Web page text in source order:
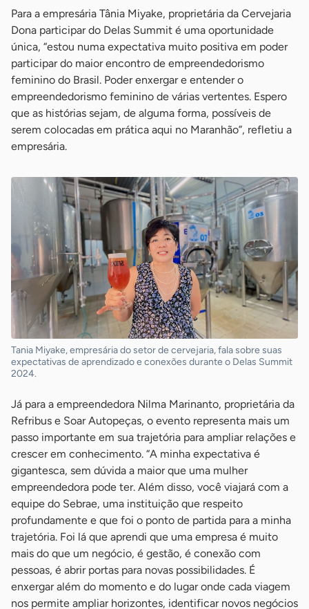
Para a empresária Tânia Miyake, proprietária da Cervejaria
Dona participar do Delas Summit é uma oportunidade
única, “estou numa expectativa muito positiva em poder
participar do maior encontro de empreendedorismo
feminino do Brasil. Poder enxergar e entender o
empreendedorismo feminino de várias vertentes. Espero
que as histórias sejam, de alguma forma, possíveis de
serem colocadas em prática aqui no Maranhão”, refletiu a
empresária.
Tania Miyake, empresária do setor de cervejaria, fala sobre suas
expectativas de aprendizado e conexões durante o Delas Summit
2024.
Já para a empreendedora Nilma Marinanto, proprietária da
Refribus e Soar Autopeças, o evento representa mais um
passo importante em sua trajetória para ampliar relações e
crescer em conhecimento. “A minha expectativa é
gigantesca, sem dúvida a maior que uma mulher
empreendedora pode ter. Além disso, você viajará com a
equipe do Sebrae, uma instituição que respeito
profundamente e que foi o ponto de partida para a minha
trajetória. Foi lá que aprendi que uma empresa é muito
mais do que um negócio, é gestão, é conexão com
pessoas, é abrir portas para novas possibilidades. É
enxergar além do momento e do lugar onde cada viagem
nos permite ampliar horizontes, identificar novos negócios